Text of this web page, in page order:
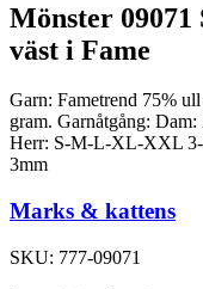
Mönster 09071
väst i Fame
Garn: Fametrend 75%
gram. Garnåtgång:
Herr: S-M-L-XL-XXL 3-
3mm
Marks & kattens
SKU: 777-09071